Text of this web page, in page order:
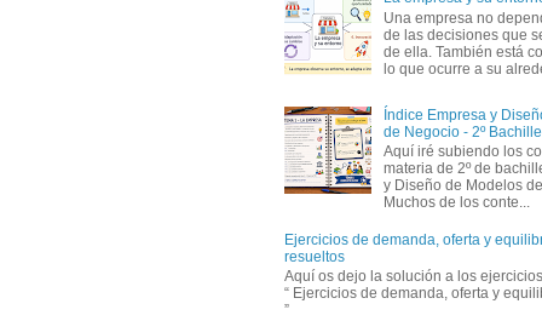
Una empresa no
de las decisiones que
de ella. También está
lo que ocurre a su
Índice Empresa y
de Negocio - 2º
Aquí iré subiendo los
materia de 2º de
y Diseño de Modelos
Muchos de los conte...
Ejercicios de demanda, oferta y
resueltos
Aquí os dejo la solución a los
“ Ejercicios de demanda, oferta y
”